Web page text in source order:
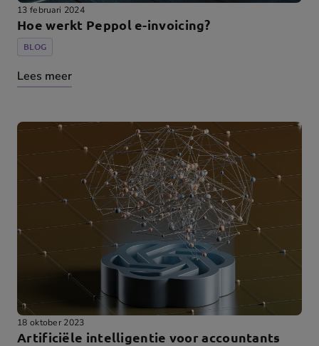
13 februari 2024
Hoe werkt Peppol e-invoicing?
BLOG
Lees meer
18 oktober 2023
Artificiële intelligentie voor accountants